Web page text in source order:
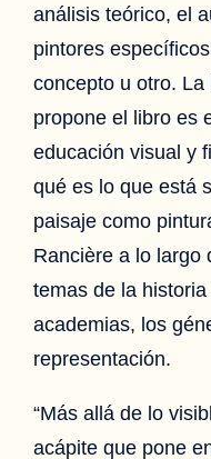
análisis teórico, el
pintores
concepto u otro.
propone el libro es
educación visual y
qué es lo que está
paisaje como
Rancière a lo largo
temas de la
academias, los
representación.
“Más allá de lo
acápite que pone